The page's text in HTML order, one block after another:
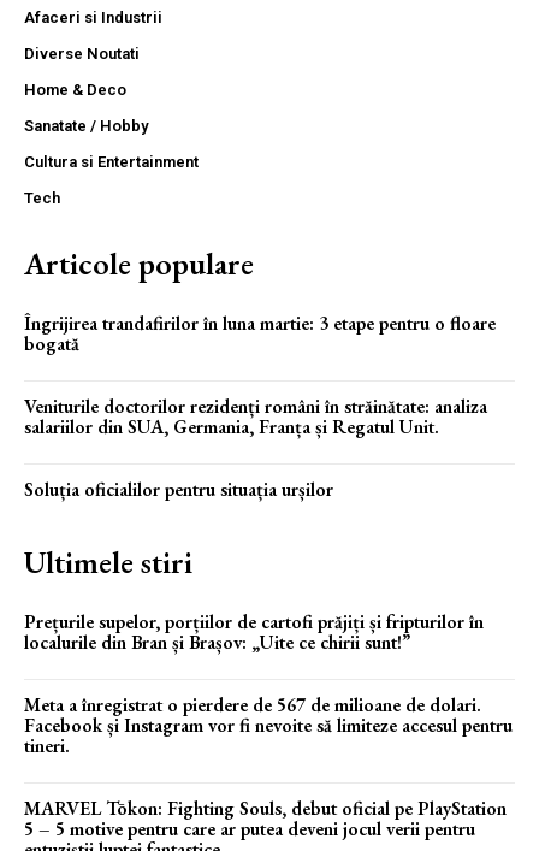
Afaceri si Industrii
Diverse Noutati
Home & Deco
Sanatate / Hobby
Cultura si Entertainment
Tech
Articole populare
Îngrijirea trandafirilor în luna martie: 3 etape pentru o floare
bogată
Veniturile doctorilor rezidenți români în străinătate: analiza
salariilor din SUA, Germania, Franța și Regatul Unit.
Soluția oficialilor pentru situația urșilor
Ultimele stiri
Prețurile supelor, porțiilor de cartofi prăjiți și fripturilor în
localurile din Bran și Brașov: „Uite ce chirii sunt!”
Meta a înregistrat o pierdere de 567 de milioane de dolari.
Facebook și Instagram vor fi nevoite să limiteze accesul pentru
tineri.
MARVEL Tōkon: Fighting Souls, debut oficial pe PlayStation
5 – 5 motive pentru care ar putea deveni jocul verii pentru